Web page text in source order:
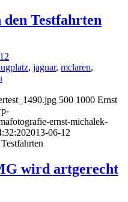
den Testfahrten
, jaguar, mclaren,
500 1000 Ernst
ernst-michalek-
2013-06-12
wird artgerecht